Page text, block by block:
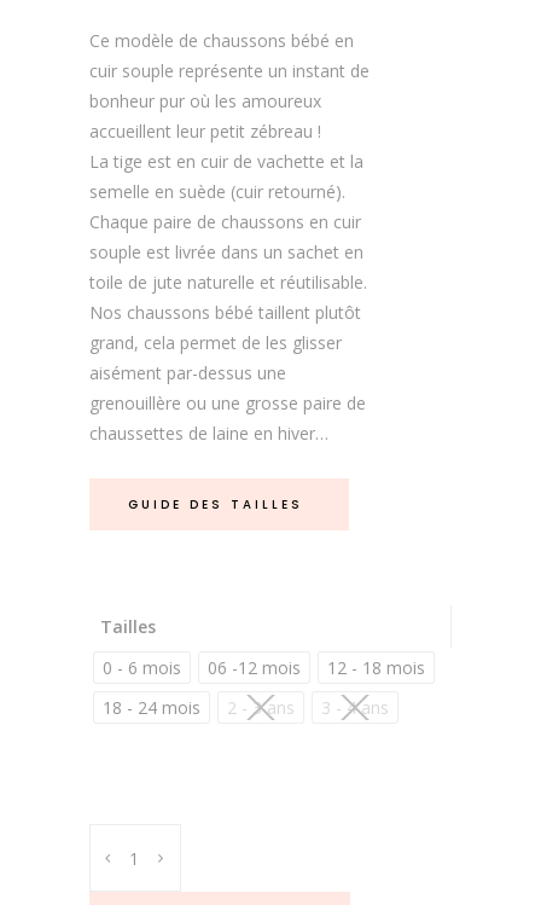
Ce modèle de chaussons bébé en
cuir souple représente un instant de
bonheur pur où les amoureux
accueillent leur petit zébreau !
La tige est en cuir de vachette et la
semelle en suède (cuir retourné).
Chaque paire de chaussons en cuir
souple est livrée dans un sachet en
toile de jute naturelle et réutilisable.
Nos chaussons bébé taillent plutôt
grand, cela permet de les glisser
aisément par-dessus une
grenouillère ou une grosse paire de
chaussettes de laine en hiver…
GUIDE DES TAILLES
Tailles
0 - 6 mois
06 -12 mois
12 - 18 mois
18 - 24 mois
2 - 3 ans 3 - 4 ans
bébé